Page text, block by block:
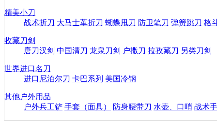
精美小刀
战术折刀 大马士革折刀 蝴蝶甩刀 防卫笔刀 弹簧跳刀 格
收藏刀剑
唐刀汉剑 中国清刀 龙泉刀剑 户撒刀 拉孜藏刀 另类刀剑
世界进口名刀
进口尼泊尔刀 卡巴系列 美国冷钢
其他户外用品
户外兵工铲 手套（面具） 防身腰带刀 水壶、口哨 战术